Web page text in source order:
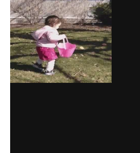
Resumen
Logo – Huevo de Pascua
Tarjeta de Felicitación –
Video Saludo – Felices